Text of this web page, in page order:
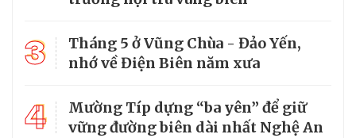
3
Tháng 5 ở Vũng Chùa - Đảo Yến,
nhớ về Điện Biên năm xưa
4
Mường Típ dựng “ba yên” để giữ
vững đường biên dài nhất Nghệ An